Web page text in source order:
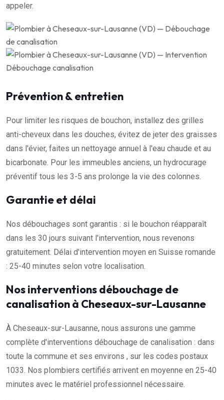
appeler.
Prévention & entretien
Pour limiter les risques de bouchon, installez des grilles
anti-cheveux dans les douches, évitez de jeter des graisses
dans l'évier, faites un nettoyage annuel à l'eau chaude et au
bicarbonate. Pour les immeubles anciens, un hydrocurage
préventif tous les 3-5 ans prolonge la vie des colonnes.
Garantie et délai
Nos débouchages sont garantis : si le bouchon réapparaît
dans les 30 jours suivant l'intervention, nous revenons
gratuitement. Délai d'intervention moyen en Suisse romande
: 25-40 minutes selon votre localisation.
Nos interventions débouchage de
canalisation à Cheseaux-sur-Lausanne
À Cheseaux-sur-Lausanne, nous assurons une gamme
complète d'interventions débouchage de canalisation : dans
toute la commune et ses environs , sur les codes postaux
1033. Nos plombiers certifiés arrivent en moyenne en 25-40
minutes avec le matériel professionnel nécessaire.